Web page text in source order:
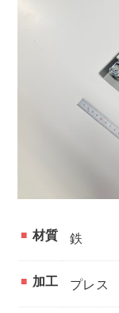
材質 鉄
加工 プレス